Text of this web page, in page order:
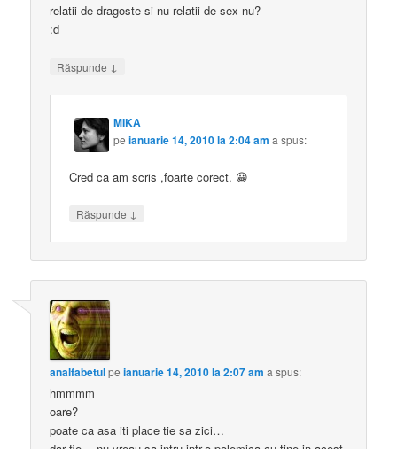
relatii de dragoste si nu relatii de sex nu?
:d
Răspunde ↓
MIKA
peianuarie 14, 2010 la 2:04 am a spus:
Cred ca am scris ,foarte corect. 😀
Răspunde ↓
analfabetulpeianuarie 14, 2010 la 2:07 am a spus:
hmmmm
oare?
poate ca asa iti place tie sa zici…